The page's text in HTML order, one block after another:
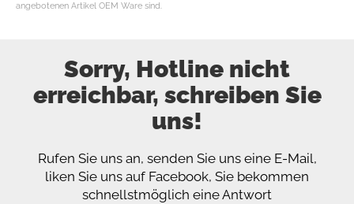
angebotenen Artikel OEM Ware sind.
Sorry, Hotline nicht
erreichbar, schreiben Sie
uns!
Rufen Sie uns an, senden Sie uns eine E-Mail,
liken Sie uns auf Facebook, Sie bekommen
schnellstmöglich eine Antwort